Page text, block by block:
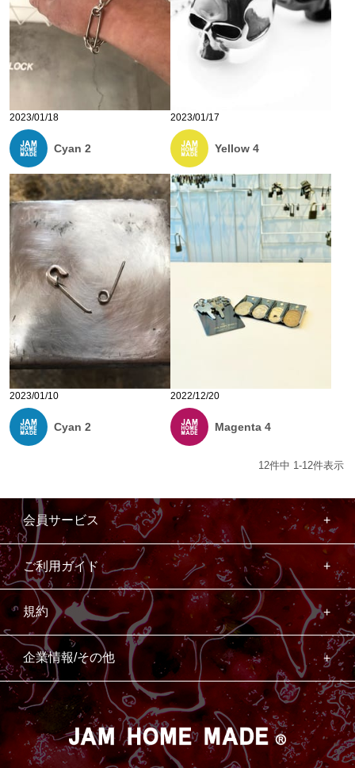
2023/01/18
Cyan 2
2023/01/17
Yellow 4
2023/01/10
Cyan 2
2022/12/20
Magenta 4
12件中 1 -12件表示
会員サービス
ご利用ガイド
規約
企業情報/その他